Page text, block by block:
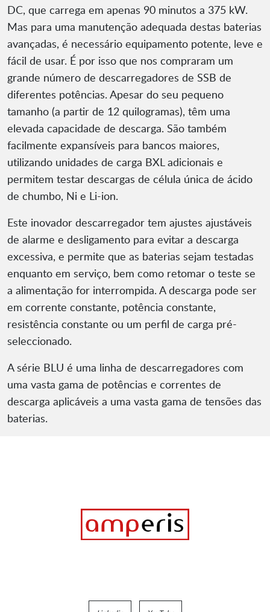
DC, que carrega em apenas 90 minutos a 375 kW.
Mas para uma manutenção adequada destas baterias
avançadas, é necessário equipamento potente, leve e
fácil de usar. É por isso que nos compraram um
grande número de descarregadores de SSB de
diferentes potências. Apesar do seu pequeno
tamanho (a partir de 12 quilogramas), têm uma
elevada capacidade de descarga. São também
facilmente expansíveis para bancos maiores,
utilizando unidades de carga BXL adicionais e
permitem testar descargas de célula única de ácido
de chumbo, Ni e Li-ion.
Este inovador descarregador tem ajustes ajustáveis
de alarme e desligamento para evitar a descarga
excessiva, e permite que as baterias sejam testadas
enquanto em serviço, bem como retomar o teste se
a alimentação for interrompida. A descarga pode ser
em corrente constante, potência constante,
resistência constante ou um perfil de carga pré-
seleccionado.
A série BLU é uma linha de descarregadores com
uma vasta gama de potências e correntes de
descarga aplicáveis a uma vasta gama de tensões das
baterias.